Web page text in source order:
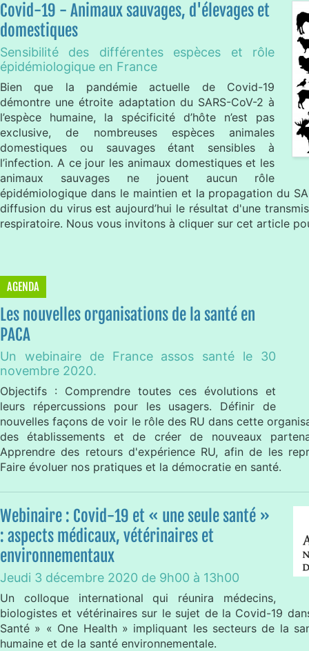
Covid-19 - Animaux sauvages, d'élevages et
domestiques
Sensibilité des différentes espèces et rôle
épidémiologique en France
Bien que la pandémie actuelle de Covid-19
démontre une étroite adaptation du SARS-CoV-2 à
l’espèce humaine, la spécificité d’hôte n’est pas
exclusive, de nombreuses espèces animales
domestiques ou sauvages étant sensibles à
l’infection. A ce jour les animaux domestiques et les
animaux sauvages ne jouent aucun rôle
épidémiologique dans le maintien et la propagation du
diffusion du virus est aujourd’hui le résultat d'une
respiratoire. Nous vous invitons à cliquer sur cet article
AGENDA
Les nouvelles organisations de la santé en
PACA
Un webinaire de France assos santé le 30
novembre 2020.
Objectifs : Comprendre toutes ces évolutions et
leurs répercussions pour les usagers. Définir de
nouvelles façons de voir le rôle des RU dans cette
des établissements et de créer de nouveaux
Apprendre des retours d'expérience RU, afin de les
Faire évoluer nos pratiques et la démocratie en santé.
Webinaire : Covid-19 et « une seule santé »
: aspects médicaux, vétérinaires et
environnementaux
Jeudi 3 décembre 2020 de 9h00 à 13h00
Un colloque international qui réunira médecins,
biologistes et vétérinaires sur le sujet de la Covid-19
Santé » « One Health » impliquant les secteurs de la
humaine et de la santé environnementale.